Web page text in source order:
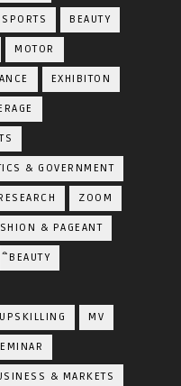
SPORTS BEAUTY
MOTOR
EXHIBITON
& GOVERNMENT
ZOOM
& PAGEANT
ิBEAUTY
UPSKILLING MV
& MARKETS